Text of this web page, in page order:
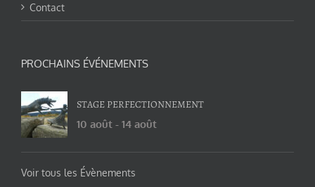
Contact
PROCHAINS ÉVÉNEMENTS
STAGE PERFECTIONNEMENT
10 août - 14 août
Voir tous les Évènements